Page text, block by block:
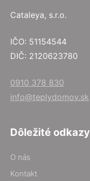
Cataleya, s.r.o.
IČO: 51154544
DIČ: 2120623780
0910 378 830
info@teplydomov.sk
Dôležité odkazy
O nás
Kontakt